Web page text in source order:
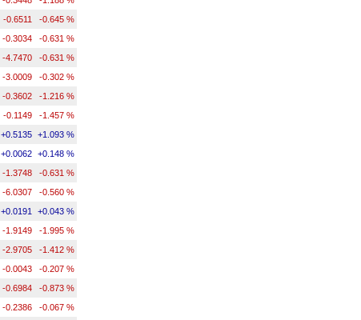
-0.6511 -0.645 %
-0.3034 -0.631 %
-4.7470 -0.631 %
-3.0009 -0.302 %
-0.3602 -1.216 %
-0.1149 -1.457 %
+0.5135 +1.093 %
+0.0062 +0.148 %
-1.3748 -0.631 %
-6.0307 -0.560 %
+0.0191 +0.043 %
-1.9149 -1.995 %
-2.9705 -1.412 %
-0.0043 -0.207 %
-0.6984 -0.873 %
-0.2386 -0.067 %